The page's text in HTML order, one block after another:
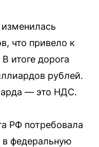
что привело к
итоге дорога
рублей.
— это НДС.
РФ потребовала
в федеральную